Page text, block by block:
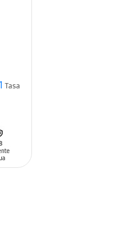
Tasa